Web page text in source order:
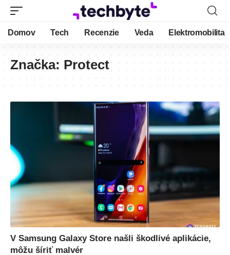
Domov Tech Recenzie Veda Elektromobilita
Značka: Protect
V Samsung Galaxy Store našli škodlivé aplikácie,
môžu šíriť malvér